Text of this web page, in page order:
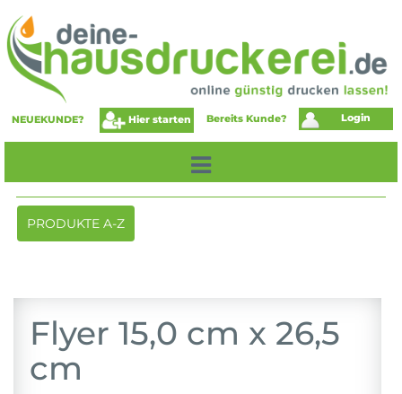
NEUEKUNDE? Hier starten Bereits Kunde? Login
Toggle
navigation
PRODUKTE A-Z
Flyer 15,0 cm x 26,5
cm